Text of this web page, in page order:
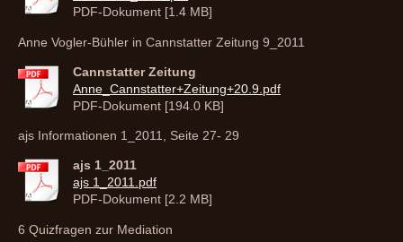
PDF-Dokument [1.4 MB]
Anne Vogler-Bühler in Cannstatter Zeitung 9_2011
Cannstatter Zeitung
Anne_Cannstatter+Zeitung+20.9.pdf
PDF-Dokument [194.0 KB]
ajs Informationen 1_2011, Seite 27- 29
ajs 1_2011
ajs 1_2011.pdf
PDF-Dokument [2.2 MB]
6 Quizfragen zur Mediation